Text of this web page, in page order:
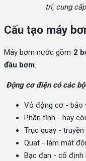
trí, cung
Cấu tạo máy
Máy bơm nước gồm 2
đầu bơm
Động cơ điện có các
Vỏ động cơ - bảo
Phần tĩnh - hay
Trục quay -
Quạt - làm mát
Bạc đạn - cố định